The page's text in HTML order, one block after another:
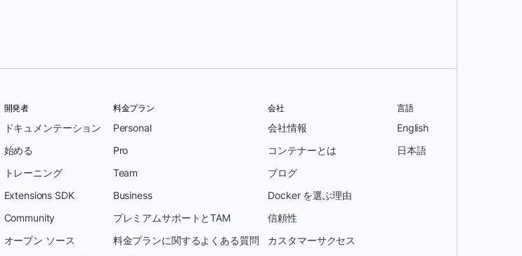
開発者
ドキュメンテーション
始める
トレーニング
Extensions SDK
Community
オープン ソース
料金プラン
Personal
Pro
Team
Business
プレミアムサポートとTAM
料金プランに関するよくある質問
会社
会社情報
コンテナーとは
ブログ
Docker を選ぶ理由
信頼性
カスタマーサクセス
言語
English
日本語